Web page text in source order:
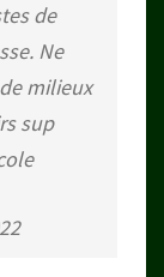
de
Ne
milieux
sup